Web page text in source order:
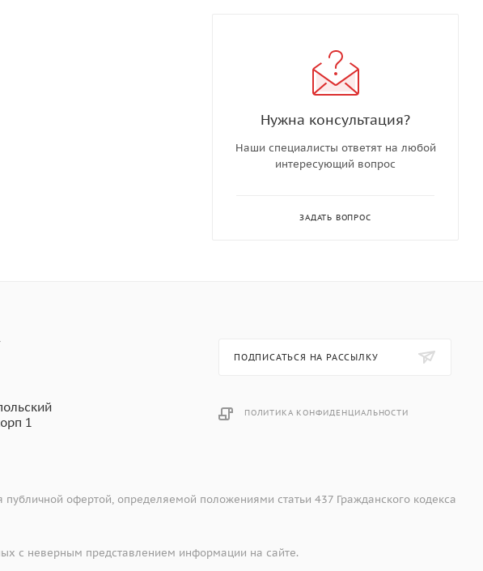
металла, имеет
Нужна консультация?
Наши специалисты ответят на любой
интересующий вопрос
ЗАДАТЬ ВОПРОС
1
ПОДПИСАТЬСЯ НА РАССЫЛКУ
ПОЛИТИКА КОНФИДЕНЦИАЛЬНОСТИ
офертой, определяемой положениями статьи 437 Гражданского кодекса
с неверным представлением информации на сайте.